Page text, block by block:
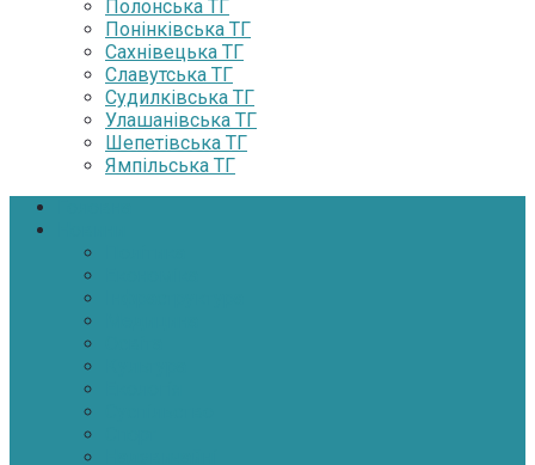
Полонська ТГ
Понінківська ТГ
Сахнівецька ТГ
Славутська ТГ
Судилківська ТГ
Улашанівська ТГ
Шепетівська ТГ
Ямпільська ТГ